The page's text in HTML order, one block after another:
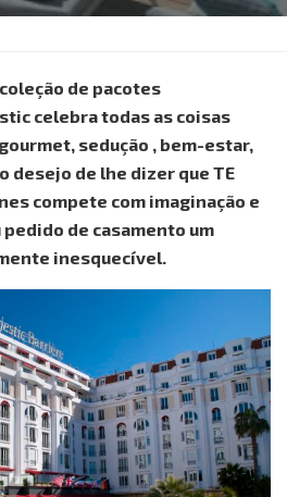
de pacotes
celebra todas as coisas
sedução , bem-estar,
desejo de lhe dizer que TE
compete com imaginação e
de casamento um
inesquecível.